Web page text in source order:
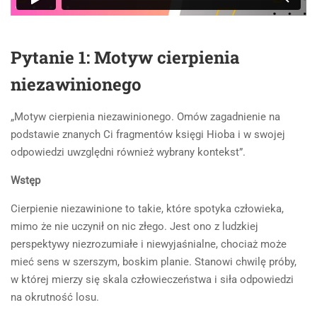
12 minuty
Homer, Iliada (fragmenty); pytanie
7
4 minuty
Sofokles, Antygona; pytania 8-9
9 minuty
Lament świętokrzyski
4 minuty
Rozmowa Mistrza Polikarpa ze
Śmiercią (fragmenty); pytanie 11
4 minuty
Pytanie 1: Motyw cierpienia
niezawinionego
„Motyw cierpienia niezawinionego. Omów zagadnienie na
podstawie znanych Ci fragmentów księgi Hioba i w swojej
odpowiedzi uwzględni również wybrany kontekst”.
Wstęp
Cierpienie niezawinione to takie, które spotyka człowieka,
mimo że nie uczynił on nic złego. Jest ono z ludzkiej
perspektywy niezrozumiałe i niewyjaśnialne, chociaż może
mieć sens w szerszym, boskim planie. Stanowi chwilę próby,
w której mierzy się skala człowieczeństwa i siła odpowiedzi
na okrutność losu.
FAQs
Motywy na maturę tabela
Opracowanie pytań na maturę z polskiego od 2023
Polityka prywatności
Regulamin
Polityka Prywatności aplikacji
OSTATNIE PODKASTY